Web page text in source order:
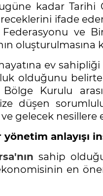
kadar Tarihi
ifade
ve
oluşturulmasına
hayatına ev
olduğunu
Bölge Kurulu
düşen
gelecek nesillere
anlayışı
sahip
en